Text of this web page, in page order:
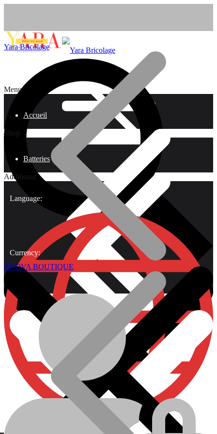
Menu
Accueil
À Propos
Shop
Batteries
Plomberie
Additional
Language:
Currency:
Yara Bricolage
BNOVA BOUTIQUE